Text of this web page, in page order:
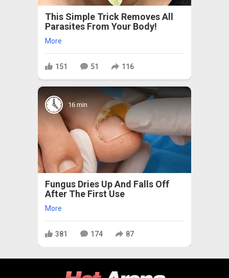
This Simple Trick Removes All
Parasites From Your Body!
More
151 51 116
16 min
Fungus Dries Up And Falls Off
After The First Use
More
381 174 87